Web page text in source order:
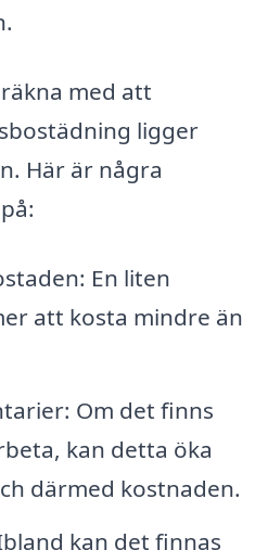
med att
ligger
Här är några
En liten
att kosta mindre än
Om det finns
kan detta öka
därmed kostnaden.
kan det finnas